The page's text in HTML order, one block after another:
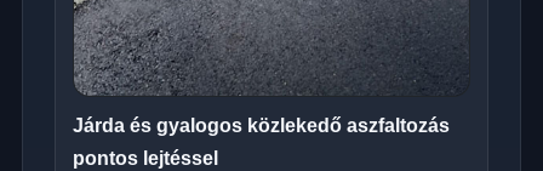
Járda és gyalogos közlekedő aszfaltozás
pontos lejtéssel